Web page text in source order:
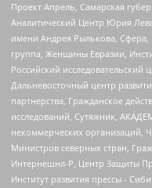
Проект Апрель, Самарская
Аналитический Центр Юрия
имени Андрея Рылькова,
группа, Женщины Евразии,
Российский исследовательский
Дальневосточный центр
партнерства, Гражданское
исследований, Сутяжник,
некоммерческих организаций,
Министров северных стран,
Интернешнл-Р, Центр Защиты
Институт развития прессы -